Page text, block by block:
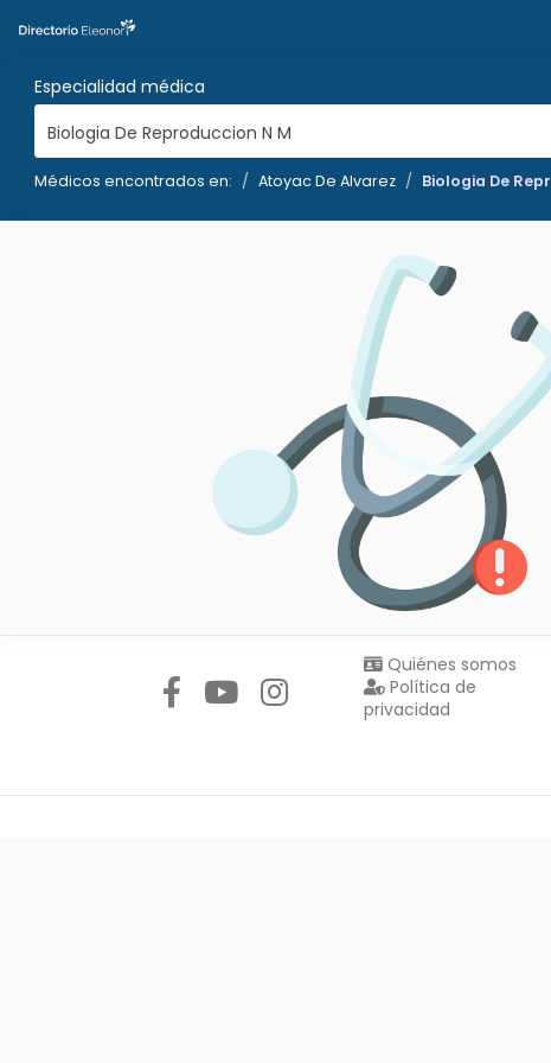
Especialidad médica
Biologia De Reproduccion N M
Médicos encontrados en: Atoyac De Alvarez Biologia De
Quiénes somos
Política de
privacidad